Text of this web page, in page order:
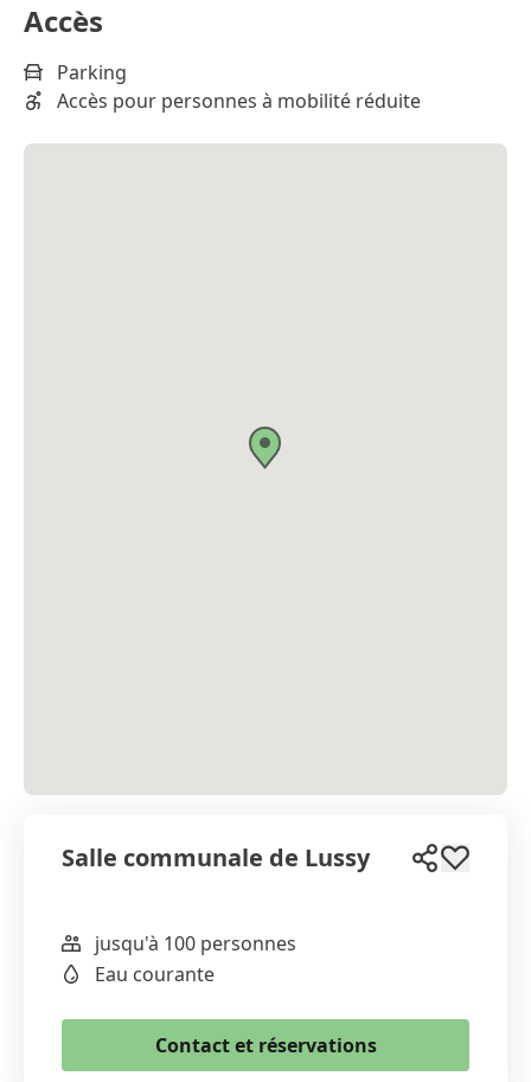
Accès
Parking
Accès pour personnes à mobilité réduite
Salle communale de Lussy
WhatsApp
Email
Copier le lien
jusqu'à 100 personnes
Eau courante
Contact et réservations